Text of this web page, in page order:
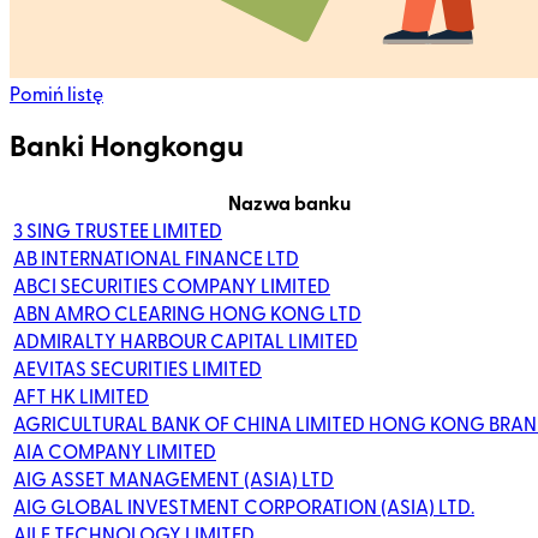
Pomiń listę
Banki Hongkongu
Nazwa banku
3 SING TRUSTEE LIMITED
AB INTERNATIONAL FINANCE LTD
ABCI SECURITIES COMPANY LIMITED
ABN AMRO CLEARING HONG KONG LTD
ADMIRALTY HARBOUR CAPITAL LIMITED
AEVITAS SECURITIES LIMITED
AFT HK LIMITED
AGRICULTURAL BANK OF CHINA LIMITED HONG KONG
AIA COMPANY LIMITED
AIG ASSET MANAGEMENT (ASIA) LTD
AIG GLOBAL INVESTMENT CORPORATION (ASIA) LTD.